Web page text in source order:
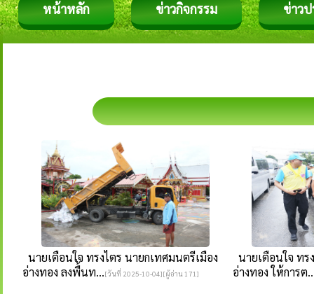
หน้าหลัก ข่าวกิจกรรม ข่าว
นายเตือนใจ ทรงไตร นายกเทศมนตรีเมือง
อ่างทอง ลงพื้นท...[วันที่ 2025-10-04][ผู้อ่าน 171]
นายเตือนใจ ทร
อ่างทอง ให้การต